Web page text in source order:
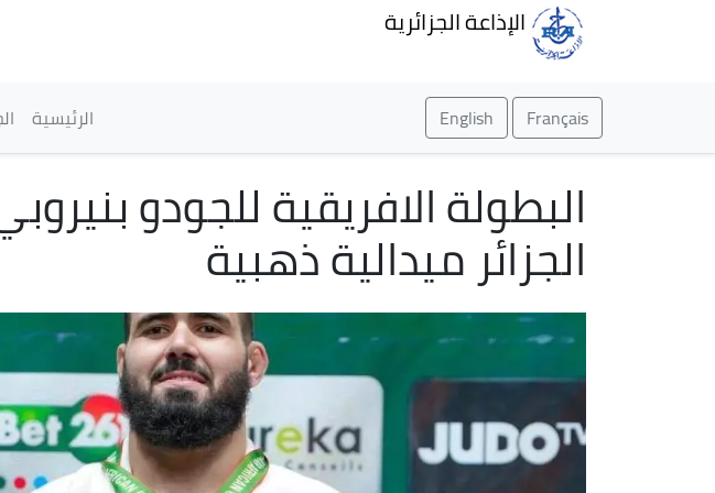
الإذاعة الجزائرية
Français
English الرئيسية
البطولة الافريقية للجودو
الجزائر ميدالية ذهبية